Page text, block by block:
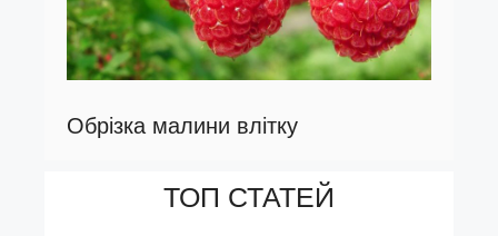
Обрізка малини влітку
ТОП СТАТЕЙ